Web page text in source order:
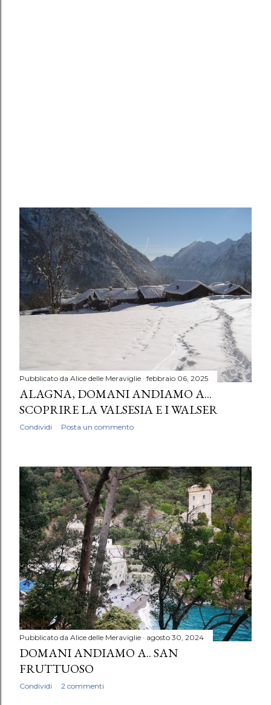
Pubblicato da Alice delle Meraviglie febbraio 06, 2025
ALAGNA, DOMANI ANDIAMO A...
SCOPRIRE LA VALSESIA E I WALSER
Condividi Posta un commento
Pubblicato da Alice delle Meraviglie agosto 30, 2024
DOMANI ANDIAMO A.. SAN
FRUTTUOSO
Condividi 2 commenti